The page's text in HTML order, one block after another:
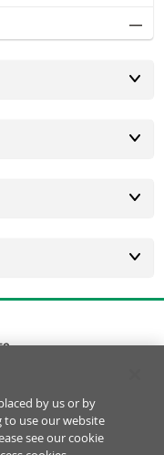
―
2026
Légales
by us or by
to use our website
see our cookie